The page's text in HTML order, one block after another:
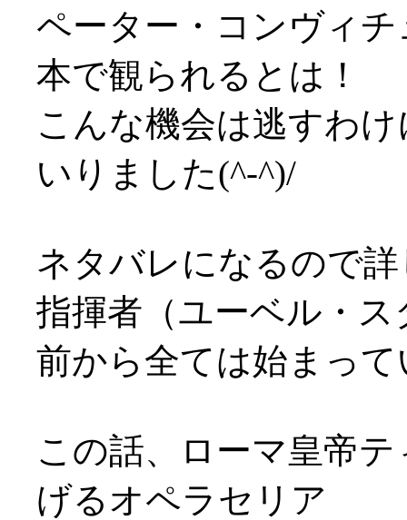
ペーター・コンヴィ
本で観られるとは！
こんな機会は逃すわ
いりました(^-^)/
ネタバレになるので
指揮者（ユーベル・
前から全ては始まっ
この話、ローマ皇帝
げるオペラセリア